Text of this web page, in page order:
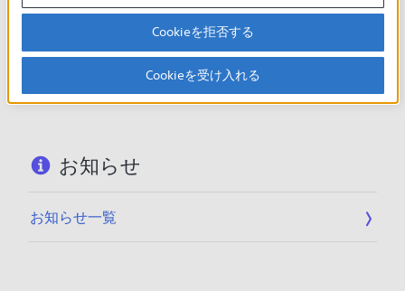
製品に関する重要なお知らせ
重要なお知らせ一覧
お知らせ
お知らせ一覧
Cookieを拒否する
Cookieを受け入れる